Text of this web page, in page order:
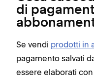
di
Se vendi prodotti in
pagamento salvati
essere elaborati